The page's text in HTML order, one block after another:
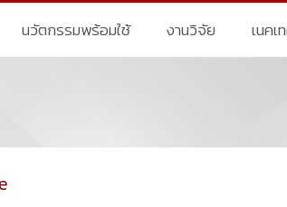
นวัตกรรมพร้อมใช้ งานวิจัย เนค